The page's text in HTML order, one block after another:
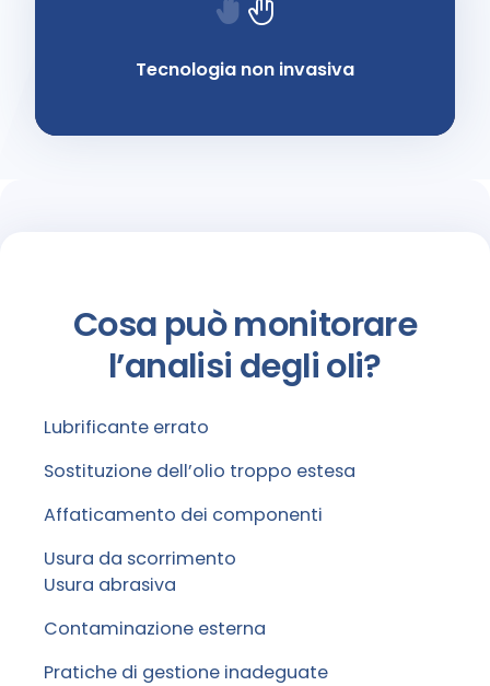
Tecnologia non invasiva
Cosa può monitorare
l’analisi degli oli?
Lubrificante errato
Sostituzione dell’olio troppo estesa
Affaticamento dei componenti
Usura da scorrimento
Usura abrasiva
Contaminazione esterna
Pratiche di gestione inadeguate